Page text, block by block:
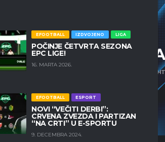
EFOOTBALL IZDVOJENO LIGA
POČINJE ČETVRTA SEZONA
EPC LIGE!
16. MARTA 2026.
EFOOTBALL ESPORT
NOVI “VEČITI DERBI”:
CRVENA ZVEZDA I PARTIZAN
“NA CRTI” U E-SPORTU
9. DECEMBRA 2024.
PRODAVNICA
COLOR 03 -